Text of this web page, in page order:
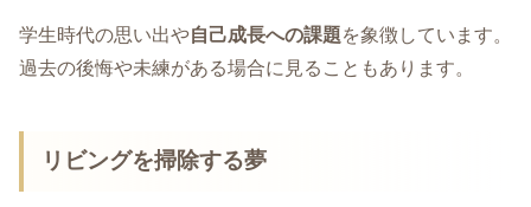
学生時代の思い出や自己成長への課題を象徴しています。
過去の後悔や未練がある場合に見ることもあります。
リビングを掃除する夢